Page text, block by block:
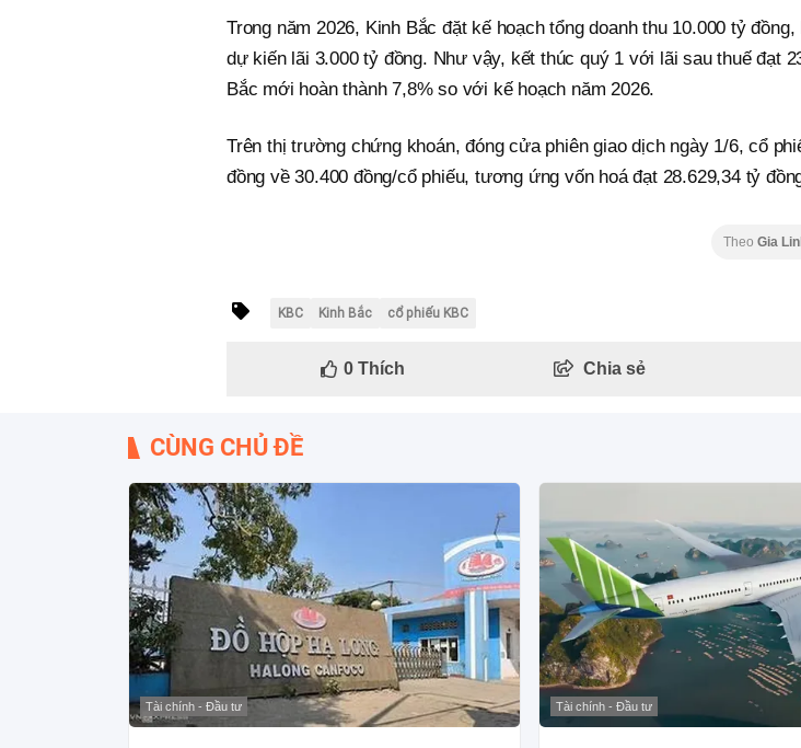
Trong năm 2026, Kinh Bắc đặt kế hoạch tổng doanh thu 10.000 tỷ
dự kiến lãi 3.000 tỷ đồng. Như vậy, kết thúc quý 1 với lãi sau thuế đạt
Bắc mới hoàn thành 7,8% so với kế hoạch năm 2026.
Trên thị trường chứng khoán, đóng cửa phiên giao dịch ngày 1/6, cổ
đồng về 30.400 đồng/cổ phiếu, tương ứng vốn hoá đạt 28.629,34 tỷ
Theo Gia
KBC Kinh Bắc cổ phiếu KBC
0Thích Chia sẻ
CÙNG CHỦ ĐỀ
Tài chính - Đầu tư Tài chính - Đầu tư